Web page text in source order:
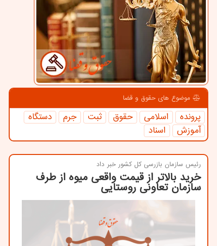
موضوع های حقوق و قضا
پرونده اسلامی حقوق ثبت جرم
دستگاه
آموزش
اسناد
رئیس سازمان بازرسی كل كشور خبر داد
خرید بالاتر از قیمت واقعی میوه از طرف
سازمان تعاونی روستایی